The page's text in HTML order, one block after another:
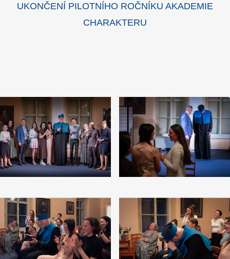
UKONČENÍ PILOTNÍHO ROČNÍKU AKADEMIE
CHARAKTERU